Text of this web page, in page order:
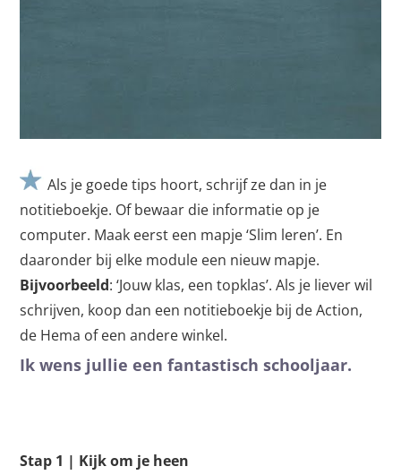
Als je goede tips hoort, schrijf ze dan in je
notitieboekje. Of bewaar die informatie op je
computer. Maak eerst een mapje ‘Slim leren’. En
daaronder bij elke module een nieuw mapje.
Bijvoorbeeld: ‘Jouw klas, een topklas’. Als je liever wil
schrijven, koop dan een notitieboekje bij de Action,
de Hema of een andere winkel.
Ik wens jullie een fantastisch schooljaar.
Stap 1 | Kijk om je heen